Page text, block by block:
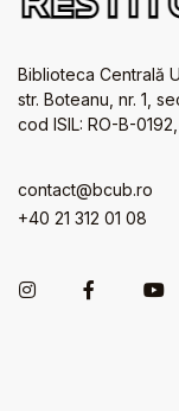
Biblioteca Centrală
str. Boteanu, nr. 1,
cod ISIL: RO-B-
contact@bcub.ro
+40 21 312 01 08